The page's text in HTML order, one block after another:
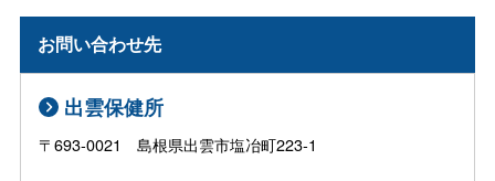
お問い合わせ先
出雲保健所
〒693-0021 島根県出雲市塩冶町223-1